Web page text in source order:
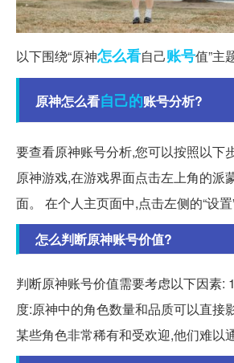
以下围绕“原神怎么看自己账号值”主
原神怎么看自己的账号分析?
要查看原神账号分析,您可以按照以下
原神游戏,在游戏界面点击左上角的派
面。 在个人主页面中,点击左侧的“设置”
怎么判断原神账号价值?
判断原神账号价值需要考虑以下因素:
度:原神中的角色数量和品质可以直接
某些角色非常稀有和受欢迎,他们难以